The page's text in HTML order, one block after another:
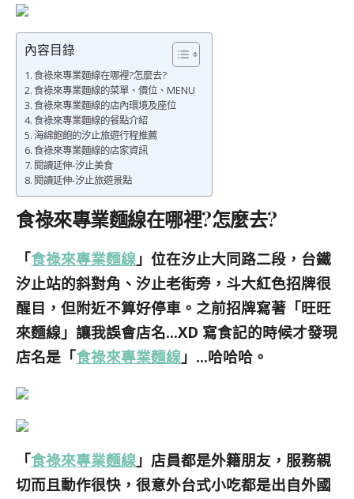
內容目錄
食祿來專業麵線在哪裡?怎麼去?
食祿來專業麵線的菜單、價位、MENU
食祿來專業麵線的店內環境及座位
食祿來專業麵線的餐點介紹
海綿飽飽的汐止旅遊行程推薦
食祿來專業麵線的店家資訊
閱讀延伸-汐止美食
閱讀延伸-汐止旅遊景點
食祿來專業麵線在哪裡?怎麼去?
「食祿來專業麵線 」位在汐止大同路二段，台鐵
汐止站的斜對角、汐止老街旁，斗大紅色招牌很
醒目，但附近不算好停車。之前招牌寫著「旺旺
來麵線」讓我誤會店名…XD 寫食記的時候才發現
店名是「食祿來專業麵線 」…哈哈哈。
「食祿來專業麵線 」店員都是外籍朋友，服務親
切而且動作很快，很意外台式小吃都是出自外國